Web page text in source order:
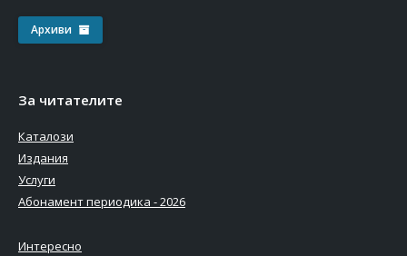
Архиви
За читателите
Каталози
Издания
Услуги
Абонамент периодика - 2026
Интересно